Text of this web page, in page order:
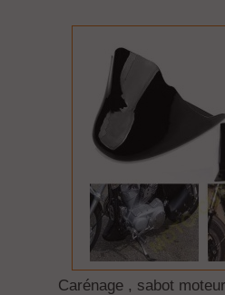
Carénage , sabot